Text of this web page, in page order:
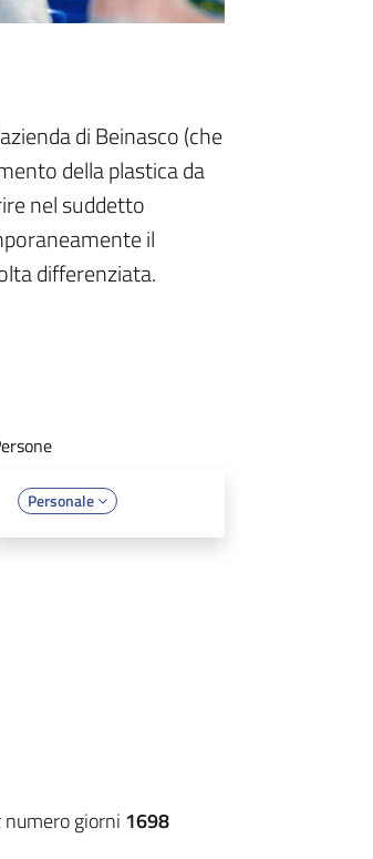
di Beinasco (che
della plastica da
nel suddetto
il
differenziata.
Personale
numero giorni 1698